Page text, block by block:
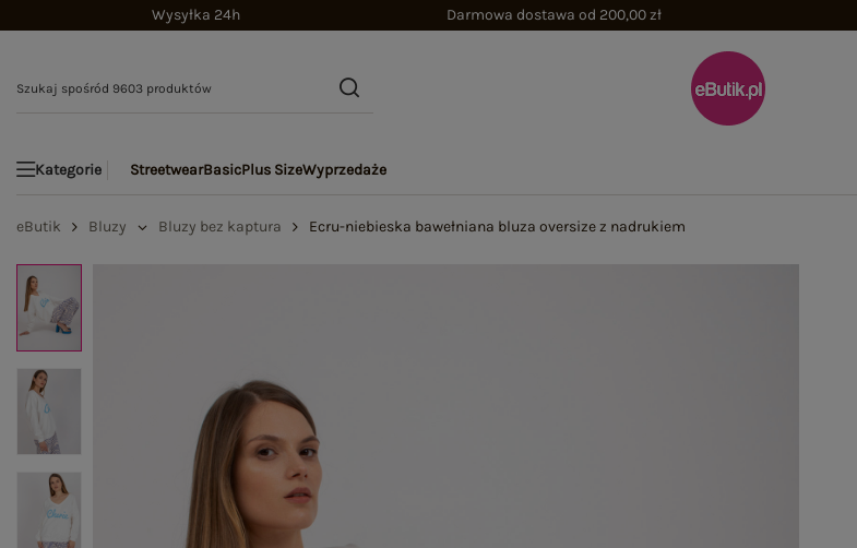
Wysyłka 24h Darmowa dostawa od 200,00 zł
Kategorie StreetwearBasicPlus SizeWyprzedaże
eButik Bluzy Bluzy bez kaptura Ecru-niebieska bawełniana bluza oversize z nadrukiem